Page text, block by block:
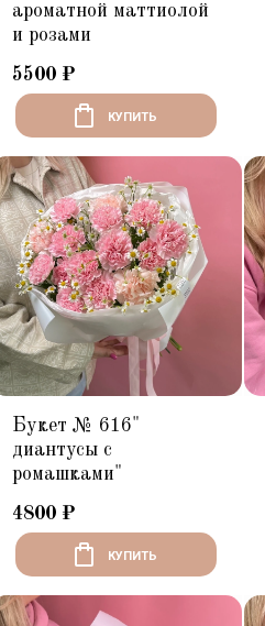
ароматной маттиолой
и розами
5500 ₽
КУПИТЬ
Букет № 616"
диантусы с
ромашками"
4800 ₽
КУПИТЬ